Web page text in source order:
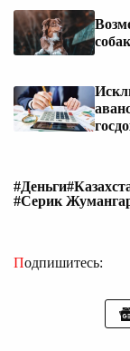
#Деньги
#Серик
Подпишитесь: